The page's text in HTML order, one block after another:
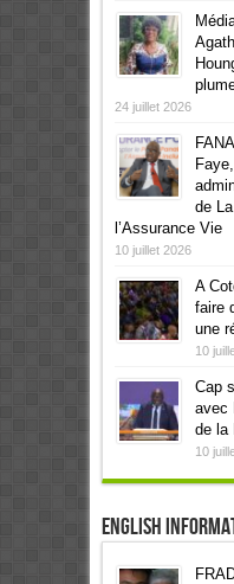
24 juillet 2026
de
l’Assurance Vie
10 juillet 2026
A
faire
une
10
Cap
avec
de la
10
English